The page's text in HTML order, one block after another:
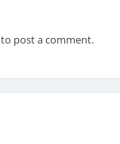
to post a comment.